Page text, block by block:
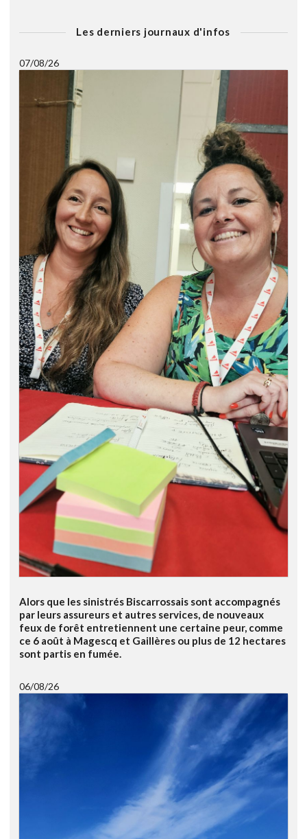
Les derniers journaux d'infos
07/08/26
Alors que les sinistrés Biscarrossais sont accompagnés
par leurs assureurs et autres services, de nouveaux
feux de forêt entretiennent une certaine peur, comme
ce 6 août à Magescq et Gaillères ou plus de 12 hectares
sont partis en fumée.
06/08/26